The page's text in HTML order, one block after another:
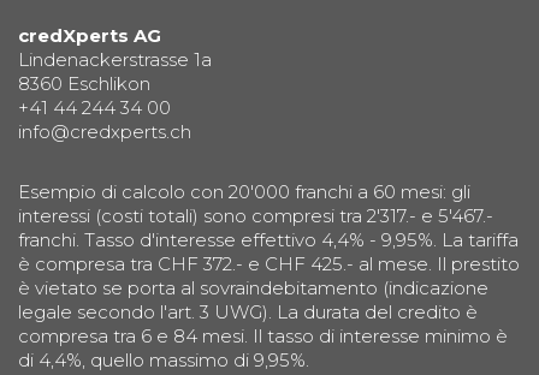
credXperts AG
Lindenackerstrasse 1a
8360 Eschlikon
+41 44 244 34 00
info@credxperts.ch
Esempio di calcolo con 20'000 franchi a 60 mesi: gli
interessi (costi totali) sono compresi tra 2'317.- e 5'467.-
franchi. Tasso d'interesse effettivo 4,4% - 9,95%. La tariffa
è compresa tra CHF 372.- e CHF 425.- al mese. Il prestito
è vietato se porta al sovraindebitamento (indicazione
legale secondo l'art. 3 UWG). La durata del credito è
compresa tra 6 e 84 mesi. Il tasso di interesse minimo è
di 4,4%, quello massimo di 9,95%.